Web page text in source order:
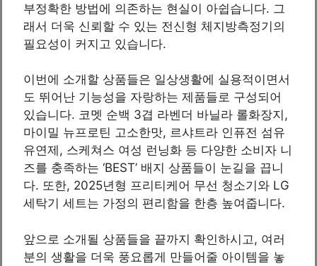
부정확한 방법에 의존하는 현실이 아쉽습니다. 그
래서 더욱 신뢰할 수 있는 전신형 체지방측정기의
필요성이 커지고 있습니다.
이번에 소개할 상품들은 일상생활에 실용적이면서
도 뛰어난 기능성을 자랑하는 제품들로 구성되어
있습니다. 코멧 순백 3겹 라벤더 바닐라 롤화장지,
마이밀 뉴프로틴 고소한맛, 르샤트라 인퓨전 섬유
유연제, 스케쳐스 여성 런닝화 등 다양한 소비자 니
즈를 충족하는 ‘BEST’ 배지 상품들이 눈길을 끕니
다. 또한, 2025년형 프리티케어 무선 청소기와 LG
세탁기 세트는 가정의 편리함을 한층 높여줍니다.
앞으로 소개될 상품들을 끝까지 확인하시고, 여러
분의 생활을 더욱 풍요롭게 만들어줄 아이템을 놓